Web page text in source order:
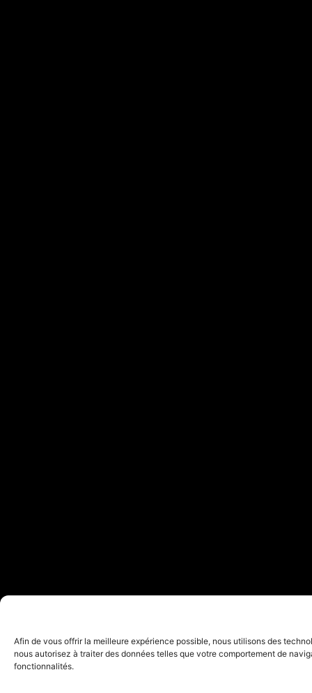
Afin de vous offrir la meilleure expérience possible, nous utilisons des
nous autorisez à traiter des données telles que votre comportement de
fonctionnalités.